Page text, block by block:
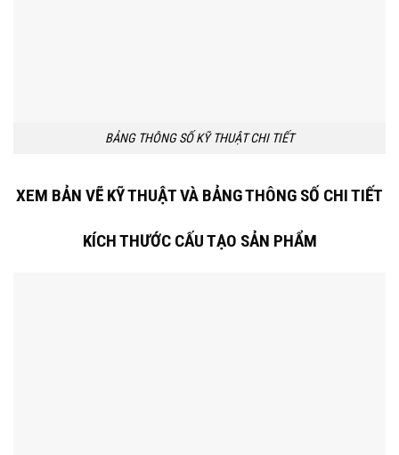
BẢNG THÔNG SỐ KỸ THUẬT CHI TIẾT
XEM BẢN VẼ KỸ THUẬT VÀ BẢNG THÔNG SỐ CHI TIẾT
KÍCH THƯỚC CẤU TẠO SẢN PHẨM